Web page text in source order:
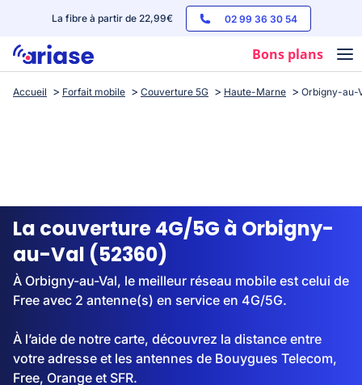
La fibre à partir de 22,99€ 02 99 36 30 54
Bons plans
Box internet
Streaming
Accueil Forfait mobile Couverture 5G Haute-Marne Orbigny-au-
La couverture 4G/5G à Orbigny-
au-Val (52360)
À Orbigny-au-Val, le meilleur réseau mobile est celui de
Free avec 2 antenne(s) en service en 4G/5G.
À l’aide de notre carte, découvrez la distance entre
votre adresse et les antennes de Bouygues Telecom,
Free, Orange et SFR.